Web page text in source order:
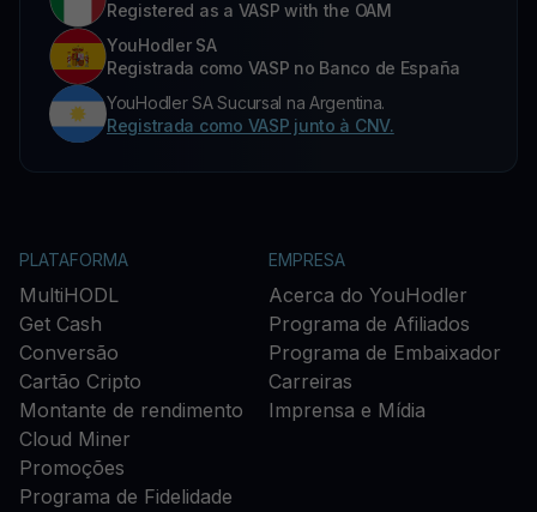
Registered as a VASP with the OAM
YouHodler SA
Registrada como VASP no Banco de España
YouHodler SA Sucursal na Argentina.
Registrada como VASP junto à CNV.
PLATAFORMA
MultiHODL
Get Cash
Conversão
Cartão Cripto
Montante de rendimento
Cloud Miner
Promoções
Programa de Fidelidade
EMPRESA
Acerca do YouHodler
Programa de Afiliados
Programa de Embaixador
Carreiras
Imprensa e Mídia